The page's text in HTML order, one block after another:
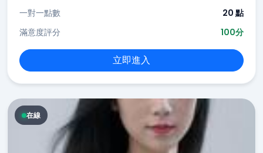
一對一點數
20 點
滿意度評分
100分
立即進入
在線